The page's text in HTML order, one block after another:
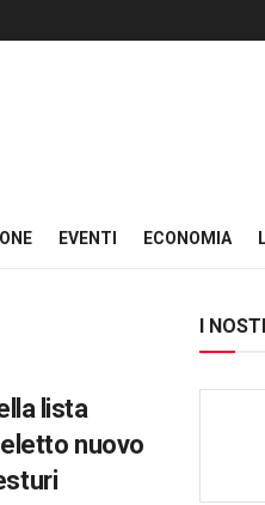
EVENTI ECONOMIA
lista
nuovo
I